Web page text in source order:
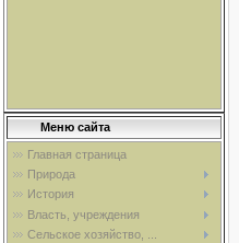
Меню сайта
Главная страница
Природа
История
Власть, учреждения
Сельское хозяйство, ...